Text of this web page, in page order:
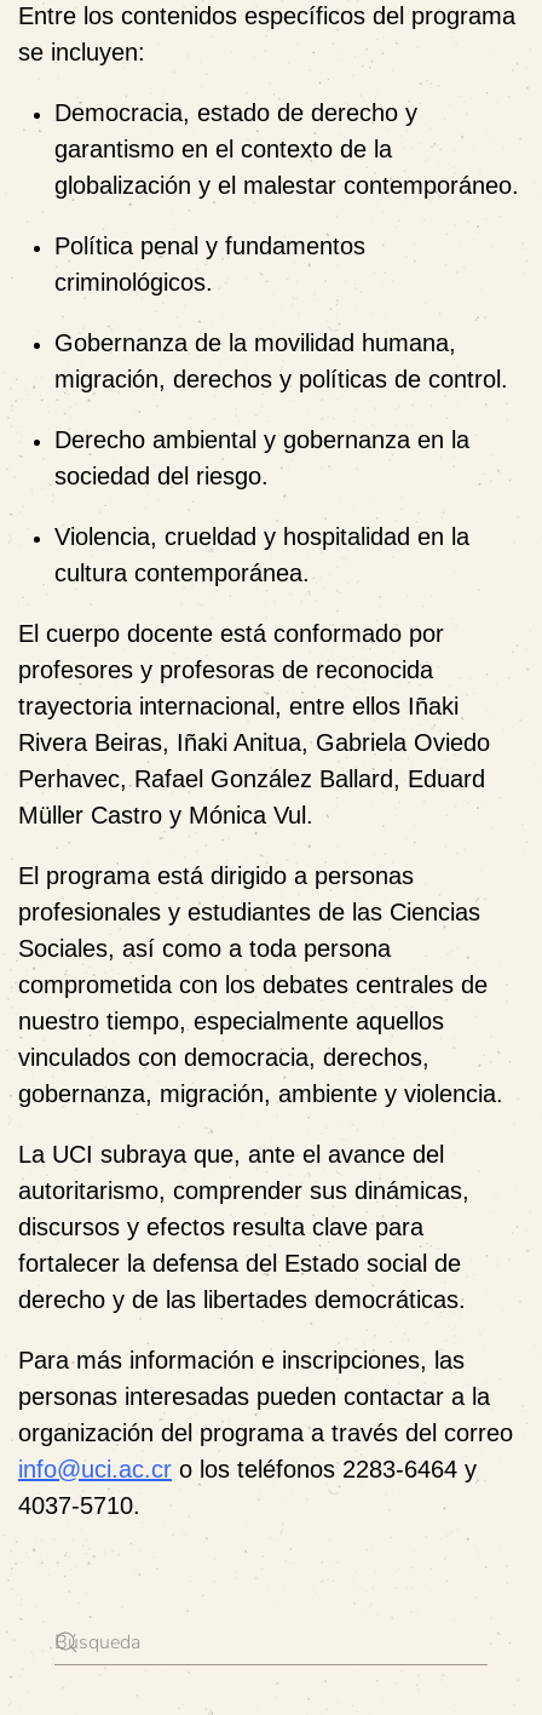
Entre los contenidos específicos del programa
se incluyen:
Democracia, estado de derecho y
garantismo en el contexto de la
globalización y el malestar contemporáneo.
Política penal y fundamentos
criminológicos.
Gobernanza de la movilidad humana,
migración, derechos y políticas de control.
Derecho ambiental y gobernanza en la
sociedad del riesgo.
Violencia, crueldad y hospitalidad en la
cultura contemporánea.
El cuerpo docente está conformado por
profesores y profesoras de reconocida
trayectoria internacional, entre ellos Iñaki
Rivera Beiras, Iñaki Anitua, Gabriela Oviedo
Perhavec, Rafael González Ballard, Eduard
Müller Castro y Mónica Vul.
El programa está dirigido a personas
profesionales y estudiantes de las Ciencias
Sociales, así como a toda persona
comprometida con los debates centrales de
nuestro tiempo, especialmente aquellos
vinculados con democracia, derechos,
gobernanza, migración, ambiente y violencia.
La UCI subraya que, ante el avance del
autoritarismo, comprender sus dinámicas,
discursos y efectos resulta clave para
fortalecer la defensa del Estado social de
derecho y de las libertades democráticas.
Para más información e inscripciones, las
personas interesadas pueden contactar a la
organización del programa a través del correo
info@uci.ac.cr o los teléfonos 2283-6464 y
4037-5710.